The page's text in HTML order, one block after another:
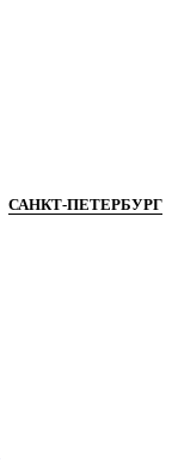
САНКТ-ПЕТЕРБУРГ